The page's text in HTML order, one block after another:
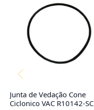
Junta de Vedação Cone
Ciclonico VAC R10142-SC